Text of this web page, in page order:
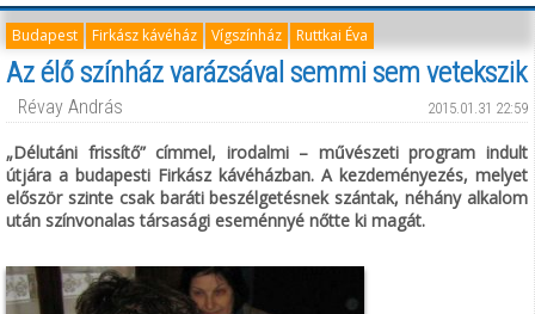
Budapest Firkász kávéház Vígszínház Ruttkai Éva
Az élő színház varázsával semmi sem vetekszik
Révay András 2015.01.31 22:59
„Délutáni frissítő” címmel, irodalmi – művészeti program indult
útjára a budapesti Firkász kávéházban. A kezdeményezés, melyet
először szinte csak baráti beszélgetésnek szántak, néhány alkalom
után színvonalas társasági eseménnyé nőtte ki magát.